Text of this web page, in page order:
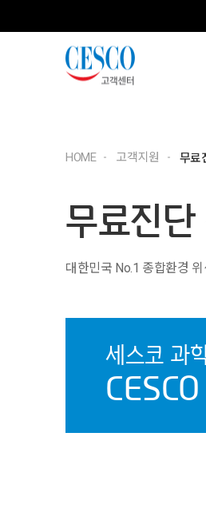
HOME 고객지원
무료진단
대한민국 No.1 종합환경
세스코 과